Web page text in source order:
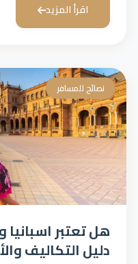
اقرأ المزيد
نصائح للمسافر
هل تعتبر
دليل التكاليف